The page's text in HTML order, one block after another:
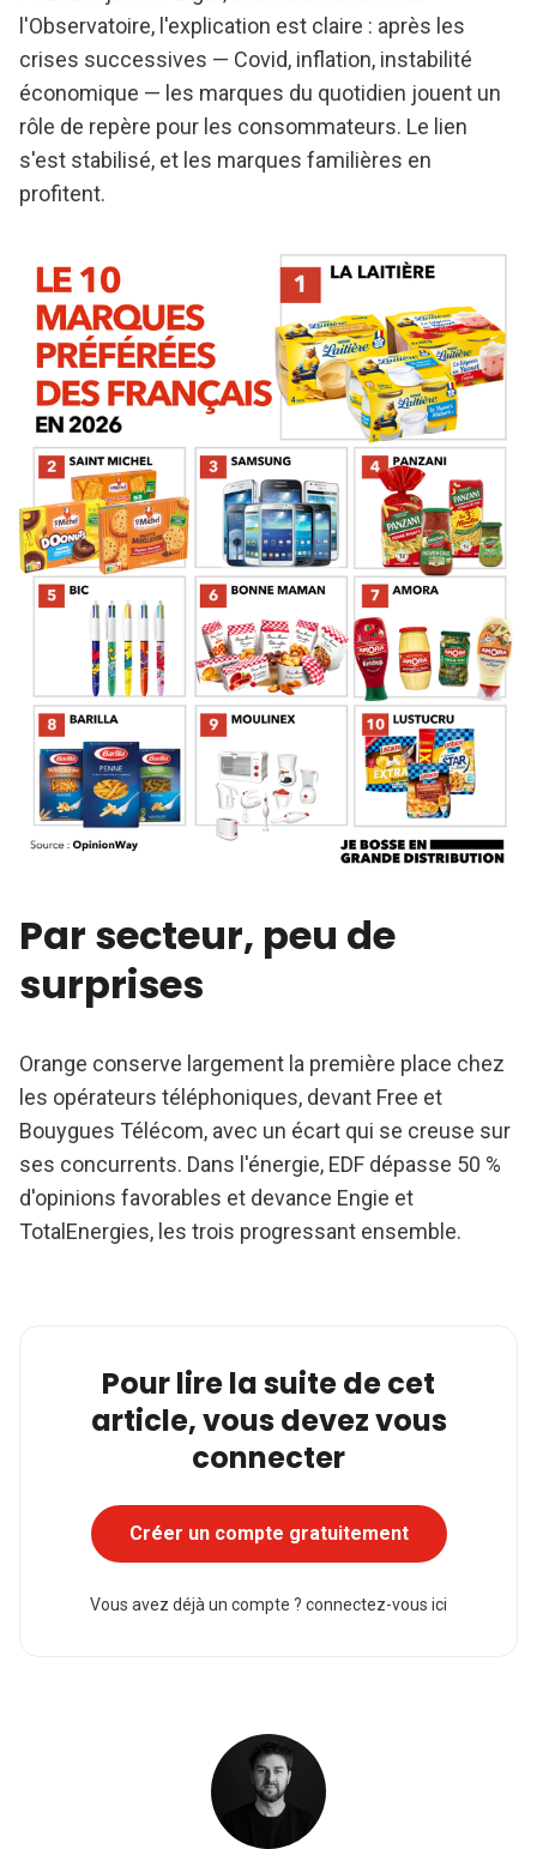
l'Observatoire, l'explication est claire : après les
crises successives — Covid, inflation, instabilité
économique — les marques du quotidien jouent un
rôle de repère pour les consommateurs. Le lien
s'est stabilisé, et les marques familières en
profitent.
Par secteur, peu de
surprises
Orange conserve largement la première place chez
les opérateurs téléphoniques, devant Free et
Bouygues Télécom, avec un écart qui se creuse sur
ses concurrents. Dans l'énergie, EDF dépasse 50 %
d'opinions favorables et devance Engie et
TotalEnergies, les trois progressant ensemble.
Pour lire la suite de cet
article, vous devez vous
connecter
Créer un compte gratuitement
Vous avez déjà un compte ? connectez-vous ici